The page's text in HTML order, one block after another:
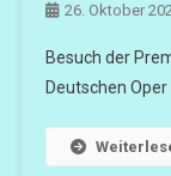
26. Oktober
Besuch der
Deutschen